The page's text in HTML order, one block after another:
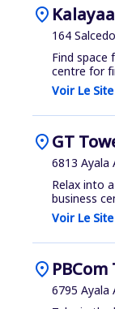
location_on
164
Find space
centre for
Voir Le Site
location_onGT
6813 Ayala
Relax into
business
Voir Le Site
location_on PBCom
6795 Ayala